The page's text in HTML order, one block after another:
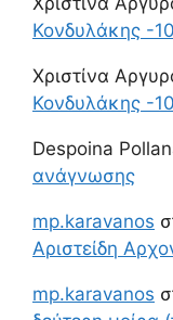
Κονδυλάκης -
Χριστίνα
Κονδυλάκης -
Despoina
ανάγνωσης
mp.karavanos
Αριστείδη
mp.karavanos